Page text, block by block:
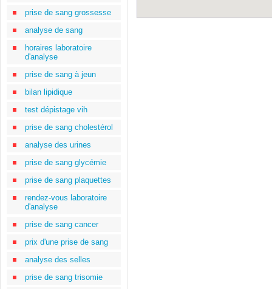
prise de sang grossesse
analyse de sang
horaires laboratoire
d'analyse
prise de sang à jeun
bilan lipidique
test dépistage vih
prise de sang cholestérol
analyse des urines
prise de sang glycémie
prise de sang plaquettes
rendez-vous laboratoire
d'analyse
prise de sang cancer
prix d'une prise de sang
analyse des selles
prise de sang trisomie